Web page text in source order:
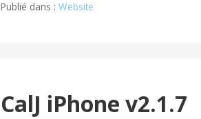
Publié dans :Website
CalJ iPhone v2.1.7